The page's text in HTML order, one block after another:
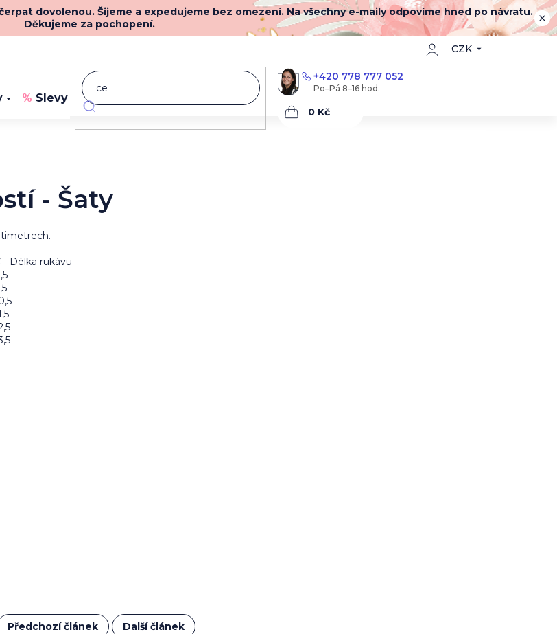
dovolenou. Šijeme a expedujeme bez omezení. Na všechny e-maily odpovíme hned po návratu.
Děkujeme za pochopení.
CZK
+420 778 777 052
Nákupní
Slevy Novinky
- Šaty
- Délka rukávu
Předchozí článek Další článek